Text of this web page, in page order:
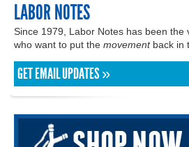
LABOR NOTES
Since 1979, Labor Notes has been the
who want to put the movementback in
GET EMAIL UPDATES »